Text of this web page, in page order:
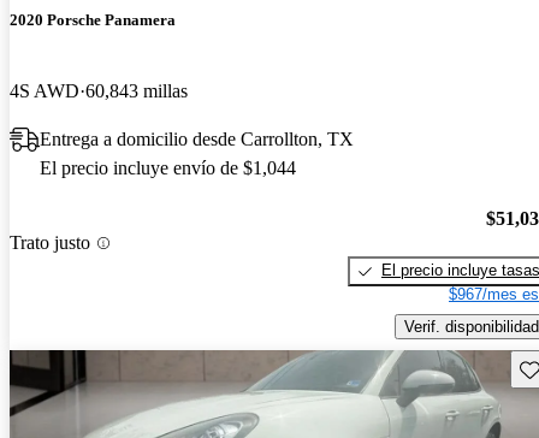
2020 Porsche Panamera
4S AWD 60,843 millas
Entrega a domicilio desde Carrollton, TX
El precio incluye envío de $1,044
Trato justo
El precio incluye tasas
$967/mes
Verif. disponibilidad